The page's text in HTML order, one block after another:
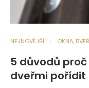
NEJNOVĚJŠÍ OKNA,
5 důvodů
dveřmi pořídit